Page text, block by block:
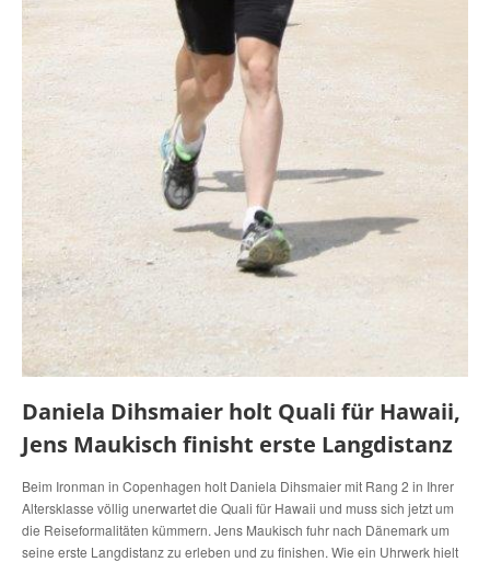
Daniela Dihsmaier holt Quali für Hawaii,
Jens Maukisch finisht erste Langdistanz
Beim Ironman in Copenhagen holt Daniela Dihsmaier mit Rang 2 in Ihrer
Altersklasse völlig unerwartet die Quali für Hawaii und muss sich jetzt um
die Reiseformalitäten kümmern. Jens Maukisch fuhr nach Dänemark um
seine erste Langdistanz zu erleben und zu finishen. Wie ein Uhrwerk hielt